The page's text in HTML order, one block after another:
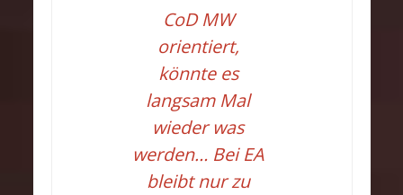
CoD MW
orientiert,
könnte es
langsam Mal
wieder was
werden… Bei EA
bleibt nur zu